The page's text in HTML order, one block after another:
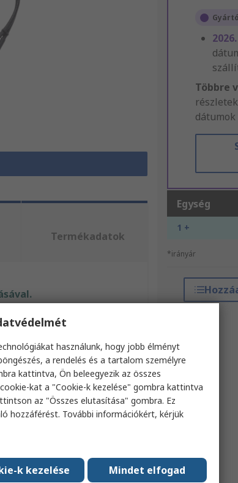
Többre
dátumok
Egység
1 +
*irányár
Termékadatok
Érték
Extech
Kamera szonda
1m
90°
használunk, hogy jobb élményt
a rendelés és a tartalom személyre
kattintva, Ön beleegyezik az összes
kat a "Cookie-k kezelése" gombra kattintva
az "Összes elutasítása" gombra. Ez
hozzáférést. További információkért, kérjük
Mindet elfogad
k kezelése